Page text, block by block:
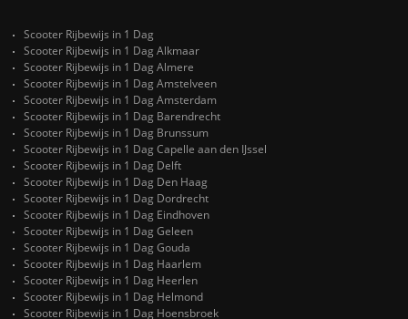
Scooter Rijbewijs in 1 Dag
Scooter Rijbewijs in 1 Dag Alkmaar
Scooter Rijbewijs in 1 Dag Almere
Scooter Rijbewijs in 1 Dag Amstelveen
Scooter Rijbewijs in 1 Dag Amsterdam
Scooter Rijbewijs in 1 Dag Barendrecht
Scooter Rijbewijs in 1 Dag Brunssum
Scooter Rijbewijs in 1 Dag Capelle aan den IJssel
Scooter Rijbewijs in 1 Dag Delft
Scooter Rijbewijs in 1 Dag Den Haag
Scooter Rijbewijs in 1 Dag Dordrecht
Scooter Rijbewijs in 1 Dag Eindhoven
Scooter Rijbewijs in 1 Dag Geleen
Scooter Rijbewijs in 1 Dag Gouda
Scooter Rijbewijs in 1 Dag Haarlem
Scooter Rijbewijs in 1 Dag Heerlen
Scooter Rijbewijs in 1 Dag Helmond
Scooter Rijbewijs in 1 Dag Hoensbroek